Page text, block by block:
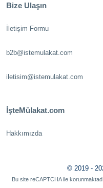
Bize Ulaşın
İletişim Formu
b2b@istemulakat.com
iletisim@istemulakat.com
İşteMülakat.com
Hakkımızda
© 2019 -
Bu site reCAPTCHA ile